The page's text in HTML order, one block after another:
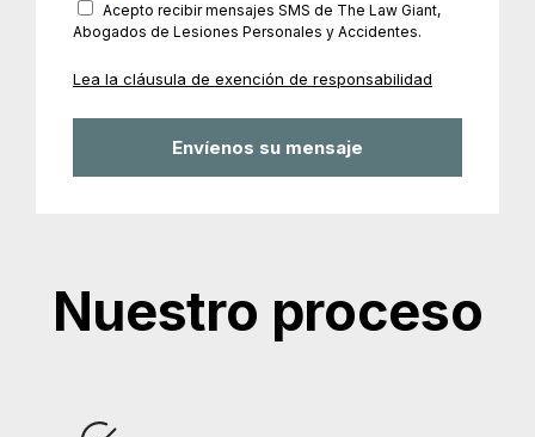
Acepto recibir mensajes SMS de The Law Giant,
Abogados de Lesiones Personales y Accidentes.
Lea la cláusula de exención de responsabilidad
Nuestro proceso